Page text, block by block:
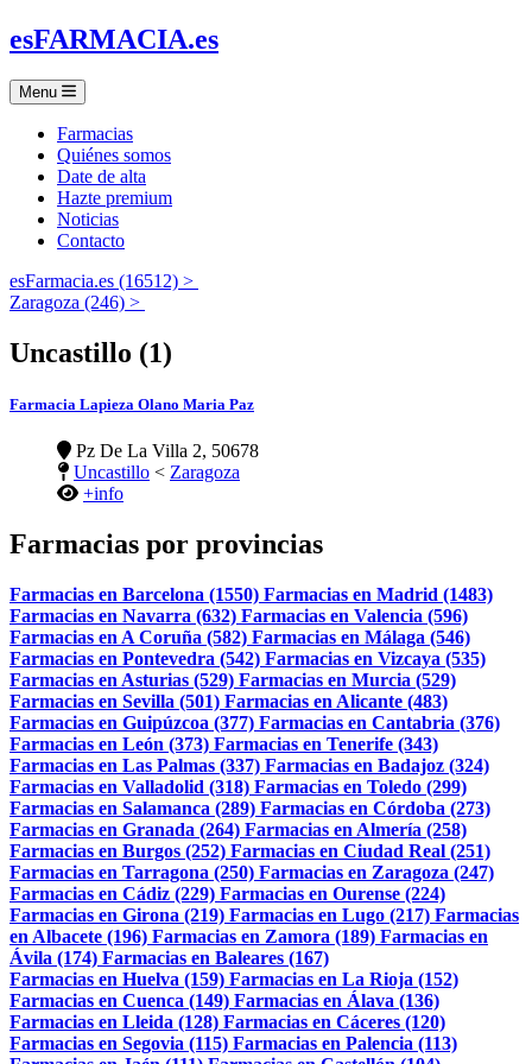
esFARMACIA.es
Menu
Farmacias
Quiénes somos
Date de alta
Hazte premium
Noticias
Contacto
esFarmacia.es (16512) >
Zaragoza (246) >
Uncastillo (1)
Farmacia Lapieza Olano Maria Paz
Pz De La Villa 2, 50678
Uncastillo < Zaragoza
+info
Farmacias por provincias
Farmacias en Barcelona (1550) Farmacias en Madrid (1483)
Farmacias en Navarra (632) Farmacias en Valencia (596)
Farmacias en A Coruña (582) Farmacias en Málaga (546)
Farmacias en Pontevedra (542) Farmacias en Vizcaya (535)
Farmacias en Asturias (529) Farmacias en Murcia (529)
Farmacias en Sevilla (501) Farmacias en Alicante (483)
Farmacias en Guipúzcoa (377) Farmacias en Cantabria (376)
Farmacias en León (373) Farmacias en Tenerife (343)
Farmacias en Las Palmas (337) Farmacias en Badajoz (324)
Farmacias en Valladolid (318) Farmacias en Toledo (299)
Farmacias en Salamanca (289) Farmacias en Córdoba (273)
Farmacias en Granada (264) Farmacias en Almería (258)
Farmacias en Burgos (252) Farmacias en Ciudad Real (251)
Farmacias en Tarragona (250) Farmacias en Zaragoza (247)
Farmacias en Cádiz (229) Farmacias en Ourense (224)
Farmacias en Girona (219) Farmacias en Lugo (217) Farmacias
en Albacete (196) Farmacias en Zamora (189) Farmacias en
Ávila (174) Farmacias en Baleares (167)
Farmacias en Huelva (159) Farmacias en La Rioja (152)
Farmacias en Cuenca (149) Farmacias en Álava (136)
Farmacias en Lleida (128) Farmacias en Cáceres (120)
Farmacias en Segovia (115) Farmacias en Palencia (113)